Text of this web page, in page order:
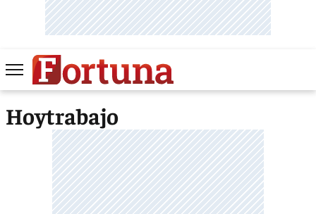
Hoytrabajo